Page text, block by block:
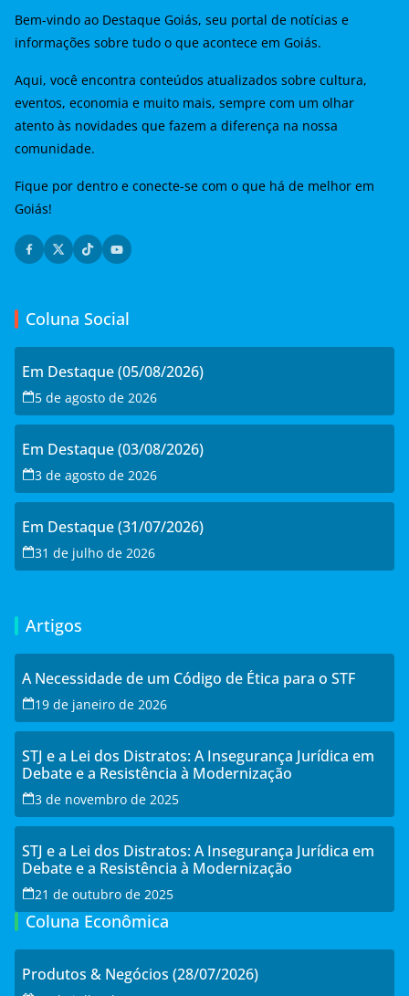
Bem-vindo ao Destaque Goiás, seu portal de notícias e
informações sobre tudo o que acontece em Goiás.
Aqui, você encontra conteúdos atualizados sobre cultura,
eventos, economia e muito mais, sempre com um olhar
atento às novidades que fazem a diferença na nossa
comunidade.
Fique por dentro e conecte-se com o que há de melhor em
Goiás!
Coluna Social
Em Destaque (05/08/2026)
5 de agosto de 2026
Em Destaque (03/08/2026)
3 de agosto de 2026
Em Destaque (31/07/2026)
31 de julho de 2026
Artigos
A Necessidade de um Código de Ética para o STF
19 de janeiro de 2026
STJ e a Lei dos Distratos: A Insegurança Jurídica em
Debate e a Resistência à Modernização
3 de novembro de 2025
STJ e a Lei dos Distratos: A Insegurança Jurídica em
Debate e a Resistência à Modernização
21 de outubro de 2025
Coluna Econômica
Produtos & Negócios (28/07/2026)